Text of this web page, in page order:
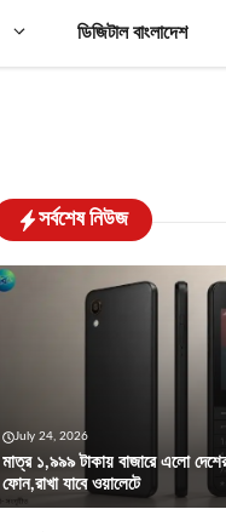
ডিজিটাল বাংলাদেশ
সর্বশেষ নিউজ
July 24, 2026
মাত্র ১,৯৯৯ টাকায় বাজারে এলো
ফোন,রাখা যাবে ওয়ালেটে